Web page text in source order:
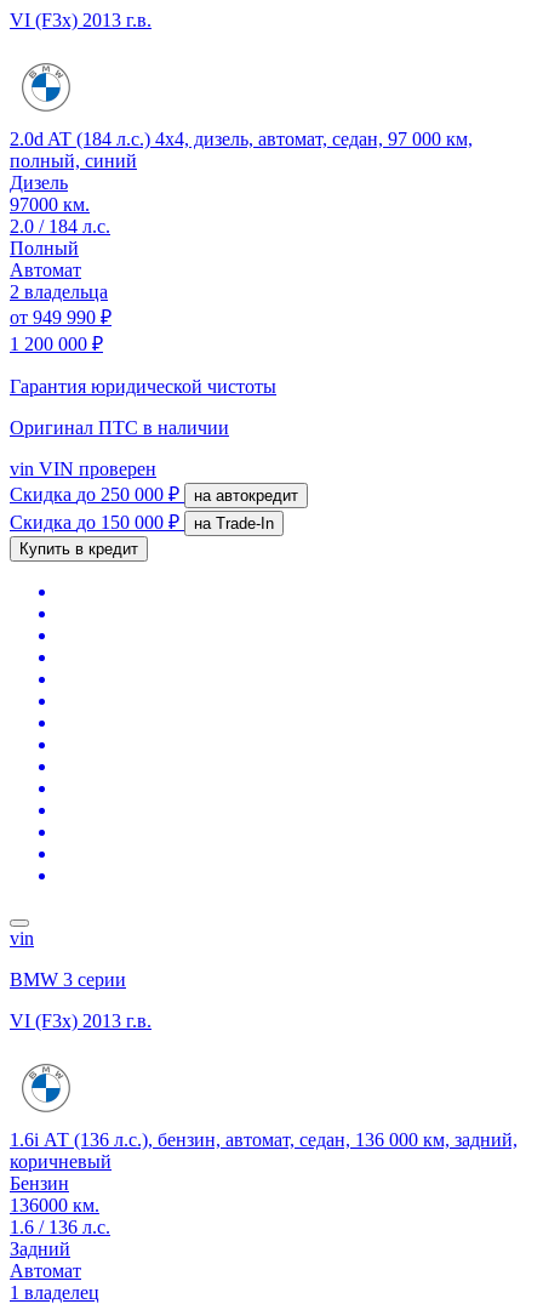
VI (F3x) 2013 г.в.
2.0d AT (184 л.с.) 4x4, дизель, автомат, седан, 97 000 км,
полный, синий
Дизель
97000 км.
2.0 / 184 л.с.
Полный
Автомат
2 владельца
от 949 990 ₽
1 200 000 ₽
Гарантия юридической чистоты
Оригинал ПТС в наличии
vin VIN проверен
Скидка до 250 000 ₽ на автокредит
Скидка до 150 000 ₽
на Trade-In
Купить в кредит
vin
BMW 3 серии
VI (F3x) 2013 г.в.
1.6i АТ (136 л.с.), бензин, автомат, седан, 136 000 км, задний,
коричневый
Бензин
136000 км.
1.6 / 136 л.с.
Задний
Автомат
1 владелец